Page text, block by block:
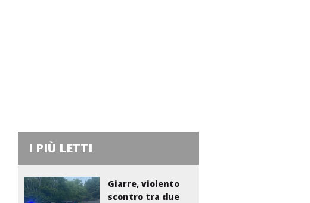
I PIÙ LETTI
Giarre, violento
scontro tra due